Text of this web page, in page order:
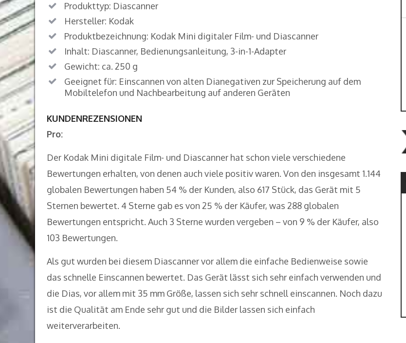
Produkttyp: Diascanner
Hersteller: Kodak
Produktbezeichnung: Kodak Mini digitaler Film- und Diascanner
Inhalt: Diascanner, Bedienungsanleitung, 3-in-1-Adapter
Gewicht: ca. 250 g
Geeignet für: Einscannen von alten Dianegativen zur Speicherung auf dem
Mobiltelefon und Nachbearbeitung auf anderen Geräten
KUNDENREZENSIONEN
Pro:
Der Kodak Mini digitale Film- und Diascanner hat schon viele verschiedene
Bewertungen erhalten, von denen auch viele positiv waren. Von den insgesamt 1.144
globalen Bewertungen haben 54 % der Kunden, also 617 Stück, das Gerät mit 5
Sternen bewertet. 4 Sterne gab es von 25 % der Käufer, was 288 globalen
Bewertungen entspricht. Auch 3 Sterne wurden vergeben – von 9 % der Käufer, also
103 Bewertungen.
Als gut wurden bei diesem Diascanner vor allem die einfache Bedienweise sowie
das schnelle Einscannen bewertet. Das Gerät lässt sich sehr einfach verwenden und
die Dias, vor allem mit 35 mm Größe, lassen sich sehr schnell einscannen. Noch dazu
ist die Qualität am Ende sehr gut und die Bilder lassen sich einfach
weiterverarbeiten.